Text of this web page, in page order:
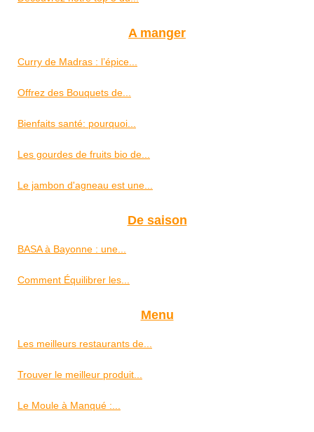
A manger
Curry de Madras : l’épice...
Offrez des Bouquets de...
Bienfaits santé: pourquoi...
Les gourdes de fruits bio de...
Le jambon d'agneau est une...
De saison
BASA à Bayonne : une...
Comment Équilibrer les...
Menu
Les meilleurs restaurants de...
Trouver le meilleur produit...
Le Moule à Manqué :...